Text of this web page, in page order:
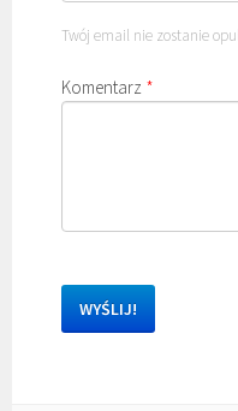
Twój email nie zostanie
Komentarz *